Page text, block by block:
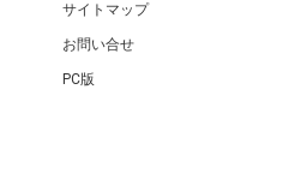
サイトマップ
お問い合せ
PC版